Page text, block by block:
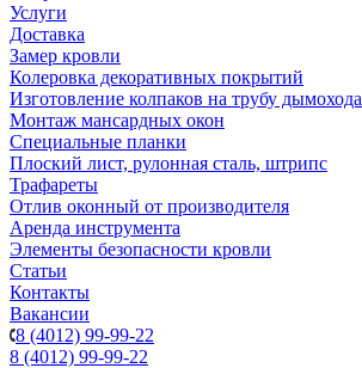
Услуги
Доставка
Замер кровли
Колеровка декоративных покрытий
Изготовление колпаков на трубу дымохода
Монтаж мансардных окон
Специальные планки
Плоский лист, рулонная сталь, штрипс
Трафареты
Отлив оконный от производителя
Аренда инструмента
Элементы безопасности кровли
Статьи
Контакты
Вакансии
8 (4012) 99-99-22
8 (4012) 99-99-22